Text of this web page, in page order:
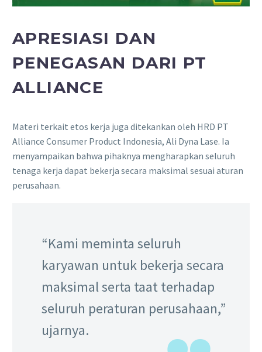
APRESIASI DAN
PENEGASAN DARI PT
ALLIANCE
Materi terkait etos kerja juga ditekankan oleh HRD PT
Alliance Consumer Product Indonesia, Ali Dyna Lase. Ia
menyampaikan bahwa pihaknya mengharapkan seluruh
tenaga kerja dapat bekerja secara maksimal sesuai aturan
perusahaan.
“Kami meminta seluruh
karyawan untuk bekerja secara
maksimal serta taat terhadap
seluruh peraturan perusahaan,”
ujarnya.